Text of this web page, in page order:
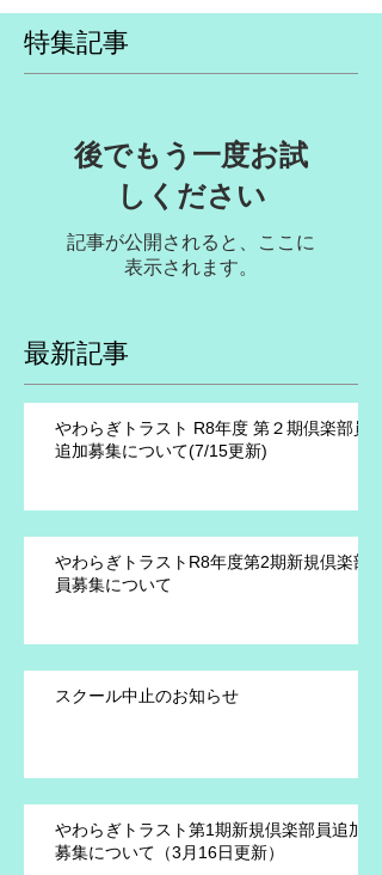
特集記事
後でもう一度お試
しください
記事が公開されると、ここに
表示されます。
最新記事
やわらぎトラスト R8年度 第２期倶楽部員
追加募集について(7/15更新)
やわらぎトラストR8年度第2期新規倶楽部
員募集について
スクール中止のお知らせ
やわらぎトラスト第1期新規倶楽部員追加
募集について（3月16日更新）